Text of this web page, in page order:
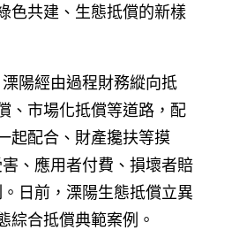
色共建、生態抵償的新樣
溧陽經由過程財務縱向抵
、市場化抵償等道路，配
起配合、財產攙扶等摸
、應用者付費、損壞者賠
日前，溧陽生態抵償立異
綜合抵償典範案例。